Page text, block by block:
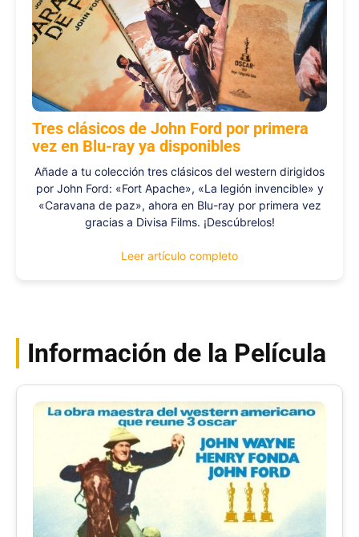
Tres clásicos de John Ford por primera
vez en Blu-ray ya disponibles
Añade a tu colección tres clásicos del western dirigidos
por John Ford: «Fort Apache», «La legión invencible» y
«Caravana de paz», ahora en Blu-ray por primera vez
gracias a Divisa Films. ¡Descúbrelos!
Leer artículo completo
Información de la Película